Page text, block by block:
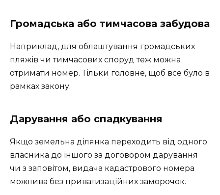
Громадська або тимчасова забудова
Наприклад, для облаштування громадських
пляжів чи тимчасових споруд теж можна
отримати номер. Тільки головне, щоб все було в
рамках закону.
Дарування або спадкування
Якщо земельна ділянка переходить від одного
власника до іншого за договором дарування
чи з заповітом, видача кадастрового номера
можлива без приватизаційних заморочок.